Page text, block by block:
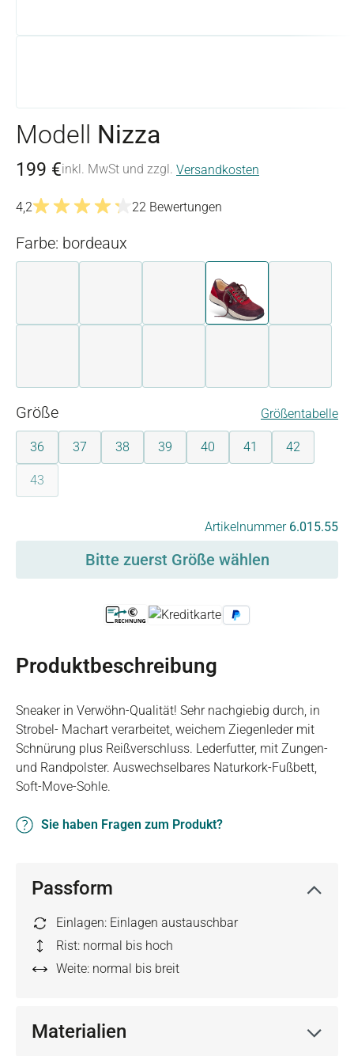
Modell Nizza
199 €inkl. MwSt und zzgl. Versandkosten
4,2
22 Bewertungen
Farbe: bordeaux
blau-beige bordeaux
Größeauswählen Größentabelle
36 37 38 39 40 41 42
43(Diese Option ist zurzeit nicht verfügbar.)
Artikelnummer 6.015.55
Bitte zuerst Größe wählen
Produktbeschreibung
Sneaker in Verwöhn-Qualität! Sehr nachgiebig durch, in
Strobel- Machart verarbeitet, weichem Ziegenleder mit
Schnürung plus Reißverschluss. Lederfutter, mit Zungen-
und Randpolster. Auswechselbares Naturkork-Fußbett,
Soft-Move-Sohle.
Sie haben Fragen zum Produkt?
Passform
Einlagen: Einlagen austauschbar
Rist: normal bis hoch
Weite: normal bis breit
Materialien